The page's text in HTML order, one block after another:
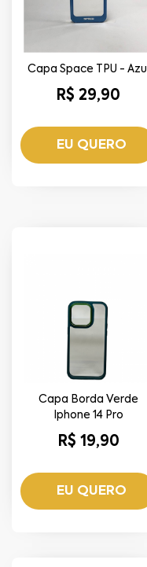
Capa Space TPU - Azul
R$ 29,90
EU QUERO
Capa Borda Verde
Iphone 14 Pro
R$ 19,90
EU QUERO